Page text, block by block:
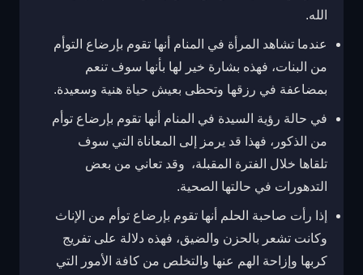
الله.
عندما تشاهد المرأة في المنام أنها تقوم بإرضاع التوأم
من البنات، فهذه بشارة خير لها بأنها سوف تنعم
بمضاعفة في رزقها وتحظى بعيش حياة هنية وسعيدة.
في حالة رؤية السيدة في المنام أنها تقوم بإرضاع توأم
من الذكور، فهذا قد يرمز إلى المعاناة التي سوف
تلقاها خلال الفترة المقبلة، وقد تعاني من بعض
التدهورات في حالتها الصحية.
إذا رأت صاحبة الحلم أنها تقوم بإرضاع توأم من الإناث
وكانت تشعر بالحزن والضيق، فهذه دلالة على تفريج
كربها وإزاحة الهم عنها والتخلص من كافة الأمور التي